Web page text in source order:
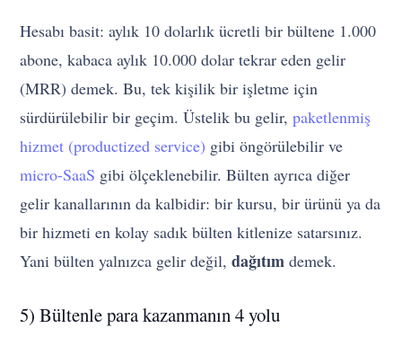
Hesabı basit: aylık 10 dolarlık ücretli bir bültene 1.000
abone, kabaca aylık 10.000 dolar tekrar eden gelir
(MRR) demek. Bu, tek kişilik bir işletme için
sürdürülebilir bir geçim. Üstelik bu gelir,paketlenmiş
hizmet (productized service) gibi öngörülebilir ve
micro-SaaS gibi ölçeklenebilir. Bülten ayrıca diğer
gelir kanallarının da kalbidir: bir kursu, bir ürünü ya da
bir hizmeti en kolay sadık bülten kitlenize satarsınız.
Yani bülten yalnızca gelir değil,dağıtım demek.
5) Bültenle para kazanmanın 4 yolu